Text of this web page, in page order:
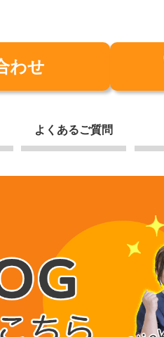
わせ
よくあるご質問